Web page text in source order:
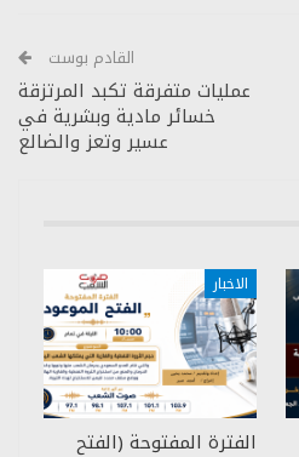
القادم بوست
عمليات متفرقة تكبد المرتزقة
خسائر مادية وبشرية في
عسير وتعز والضالع
الاخبار
الفترة المفتوحة (الفتح